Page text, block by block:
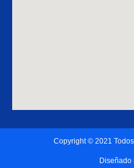
Copyright © 2021
Diseñado